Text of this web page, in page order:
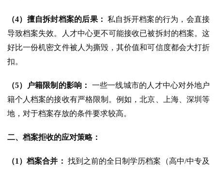
（4）擅自拆封档案的后果： 私自拆开档案的行为，会直接
导致档案失效。人才中心更不可能接收已被拆封的档案。这
好比一份机密文件被人为撕毁，其价值和可信度都会大打折
扣。
（5）户籍限制的影响：
一些一线城市的人才中心对外地户
籍个人档案的接收有严格限制。例如，北京、上海、深圳等
地，对于档案存放的条件要求较高。
二、档案拒收的应对策略：
（1）档案合并： 找到之前的全日制学历档案（高中/中专及